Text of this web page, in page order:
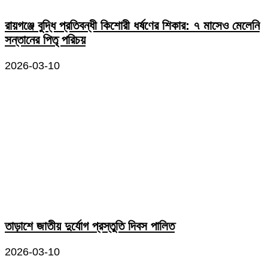
রায়গঞ্জে বুদ্ধি প্রতিবন্ধী কিশোরী ধর্ষণের শিকার: ৭ মাসেও মেলেনি
সন্তানের পিতৃ পরিচয়
2026-03-10
তাড়াশে জাতীয় দুর্যোগ প্রস্তুতি দিবস পালিত
2026-03-10